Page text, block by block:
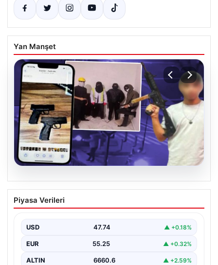
Yan Manşet
07.08.2026
Casperlar çetesine yeni iddianame
Piyasa Verileri
USD 47.74 ▲ +0.18%
EUR 55.25 ▲ +0.32%
ALTIN 6660.6 ▲ +2.59%